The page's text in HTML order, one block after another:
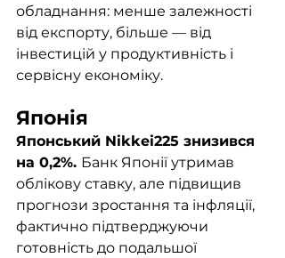
обладнання: менше залежності
від експорту, більше — від
інвестицій у продуктивність і
сервісну економіку.
Японія
Японський Nikkei225 знизився
на 0,2%. Банк Японії утримав
облікову ставку, але підвищив
прогнози зростання та інфляції,
фактично підтверджуючи
готовність до подальшої